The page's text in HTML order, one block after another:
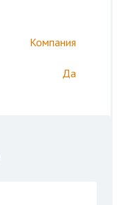
Компания
Да